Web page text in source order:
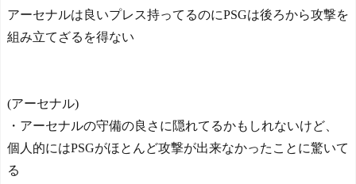
アーセナルは良いプレス持ってるのにPSGは後ろから攻撃を
組み立てざるを得ない
(アーセナル)
・アーセナルの守備の良さに隠れてるかもしれないけど、
個人的にはPSGがほとんど攻撃が出来なかったことに驚いて
る